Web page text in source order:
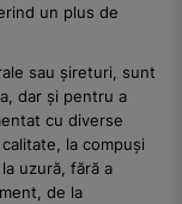
un plus de
sau șireturi, sunt
dar și pentru a
cu diverse
la compuși
uzură, fără a
de la